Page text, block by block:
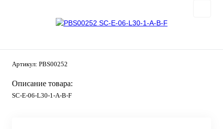
Артикул: PBS00252
Описание товара:
SC-E-06-L30-1-A-B-F